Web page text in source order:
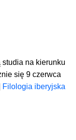
na kierunku
się 9 czerwca
Filologia iberyjska